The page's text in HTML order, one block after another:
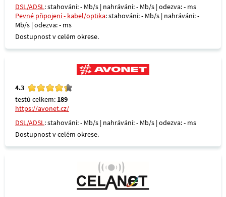
DSL/ADSL: stahování: - Mb/s | nahrávání: - Mb/s | odezva: - ms
Pevné připojení - kabel/optika: stahování: - Mb/s | nahrávání: -
Mb/s | odezva: - ms
Dostupnost v celém okrese.
4.3
testů celkem: 189
https://avonet.cz/
DSL/ADSL: stahování: - Mb/s | nahrávání: - Mb/s | odezva: - ms
Dostupnost v celém okrese.